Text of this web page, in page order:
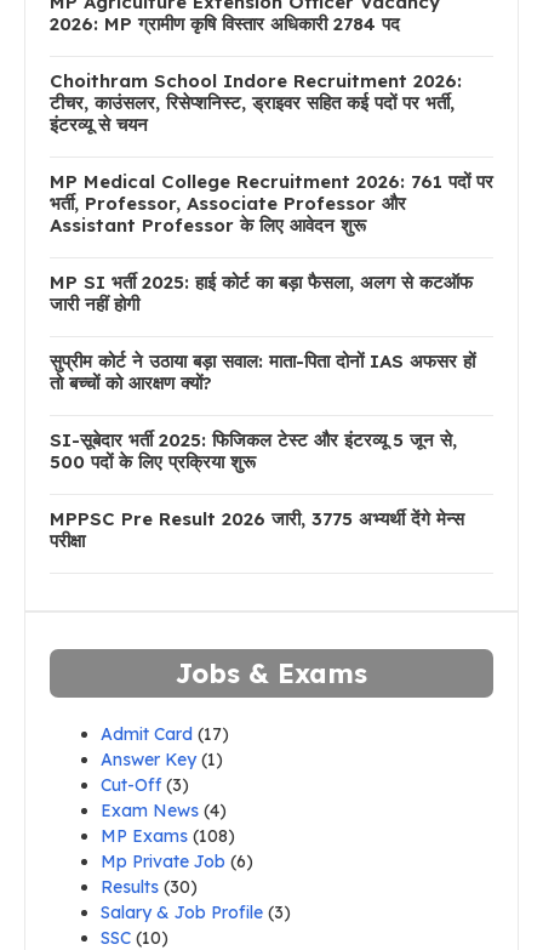
2026: MP ग्रामीण कृषि विस्तार अधिकारी 2784 पद
Choithram School Indore Recruitment 2026:
टीचर, काउंसलर, रिसेप्शनिस्ट, ड्राइवर सहित कई पदों पर भर्ती,
इंटरव्यू से चयन
MP Medical College Recruitment 2026: 761 पदों पर
भर्ती, Professor, Associate Professor और
Assistant Professor के लिए आवेदन शुरू
MP SI भर्ती 2025: हाई कोर्ट का बड़ा फैसला, अलग से कटऑफ
जारी नहीं होगी
सुप्रीम कोर्ट ने उठाया बड़ा सवाल: माता-पिता दोनों IAS अफसर हों
तो बच्चों को आरक्षण क्यों?
SI-सूबेदार भर्ती 2025: फिजिकल टेस्ट और इंटरव्यू 5 जून से,
500 पदों के लिए प्रक्रिया शुरू
MPPSC Pre Result 2026 जारी, 3775 अभ्यर्थी देंगे मेन्स
परीक्षा
Jobs & Exams
Admit Card (17)
Answer Key(1)
Cut-Off(3)
Exam News (4)
MP Exams (108)
Mp Private Job (6)
Results (30)
Salary & Job Profile (3)
SSC (10)